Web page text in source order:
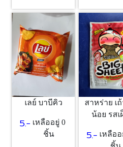
เลย์ บาบีคิว
5.- เหลืออยู่ 0
ชิ้น
สาหร่าย เ
น้อย รสเ
5.- เหลืออ